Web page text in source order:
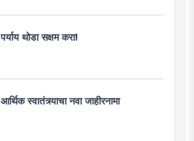
पर्याय थोडा सक्षम करा!
आर्थिक स्वातंत्र्याचा नवा जाहीरनामा